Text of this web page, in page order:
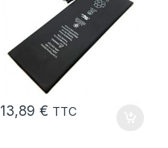
13,89€ TTC